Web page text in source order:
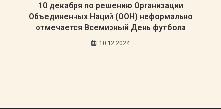
10 декабря по решению Организации
Объединенных Наций (ООН) неформально
отмечается Всемирный День футбола
10.12.2024